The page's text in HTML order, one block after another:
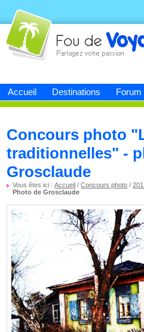
Accueil Destinations Forum
Fou devoyage
Concours photo
traditionnelles" -
Grosclaude
Vous êtes ici :Accueil /Concours photo /
Photo de Grosclaude